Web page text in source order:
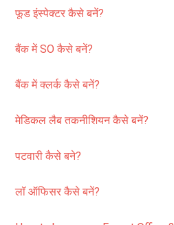
फूड इंस्पेक्टर कैसे बनें?
बैंक में SO कैसे बनें?
बैंक में क्लर्क कैसे बनें?
मेडिकल लैब तकनीशियन कैसे बनें?
पटवारी कैसे बने?
लॉ ऑफिसर कैसे बनें?